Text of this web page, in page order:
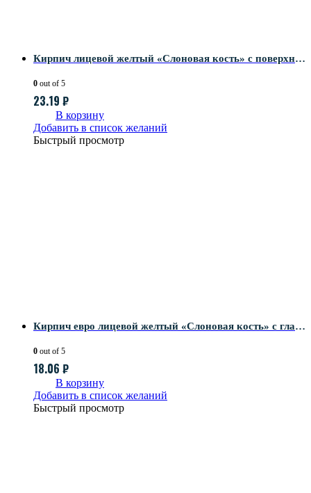
Кирпич лицевой желтый «Слоновая кость» с поверхностью Береста-2
0 out of 5
23.19 ₽
В корзину
Добавить в список желаний
Быстрый просмотр
Кирпич евро лицевой желтый «Слоновая кость» с гладкой поверхностью
0 out of 5
18.06 ₽
В корзину
Добавить в список желаний
Быстрый просмотр